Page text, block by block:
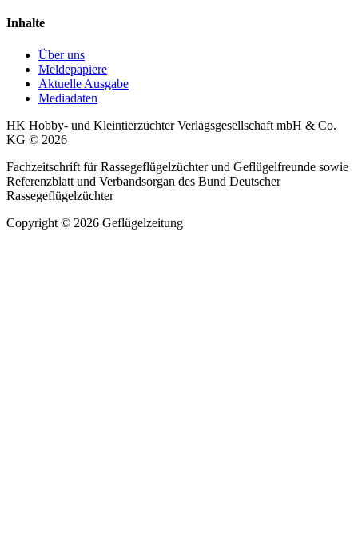
Inhalte
Über uns
Meldepapiere
Aktuelle Ausgabe
Mediadaten
HK Hobby- und Kleintierzüchter Verlagsgesellschaft mbH & Co.
KG © 2026
Fachzeitschrift für Rassegeflügelzüchter und Geflügelfreunde sowie
Referenzblatt und Verbandsorgan des Bund Deutscher
Rassegeflügelzüchter
Copyright © 2026 Geflügelzeitung